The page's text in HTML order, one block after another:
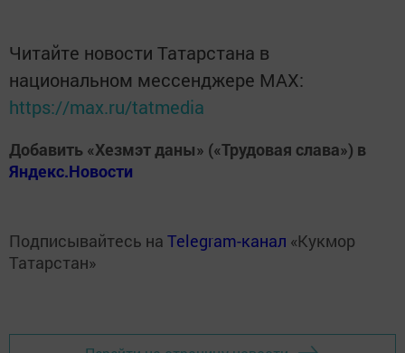
Читайте новости Татарстана в
национальном мессенджере MАХ:
https://max.ru/tatmedia
Добавить «Хезмэт даны» («Трудовая слава») в
Яндекс.Новости
Подписывайтесь на Telegram-канал «Кукмор
Татарстан»